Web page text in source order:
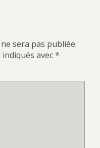
sera pas publiée.
avec*